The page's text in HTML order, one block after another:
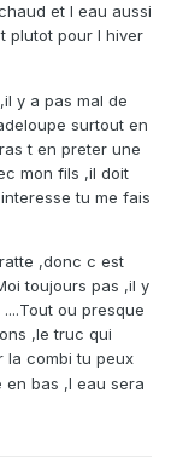
et l eau aussi
plutot pour l hiver
y a pas mal de
surtout en
t en preter une
mon fils ,il doit
tu me fais
,donc c est
toujours pas ,il y
ou presque
,le truc qui
la combi tu peux
bas ,l eau sera